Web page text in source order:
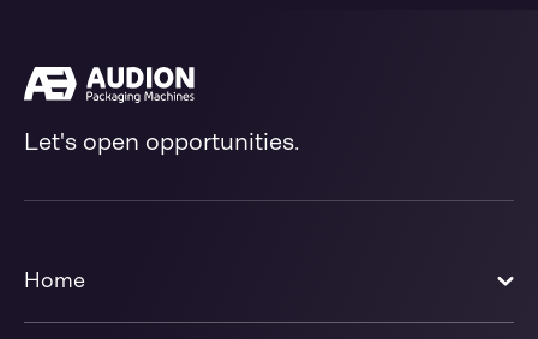
Let's open opportunities.
Home